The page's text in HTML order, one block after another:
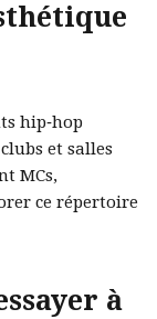
hip‑hop
et salles
MCs,
ce répertoire
à